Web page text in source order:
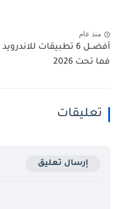
منذ عام
فما تحت 2026
تعليقات
إرسال تعليق